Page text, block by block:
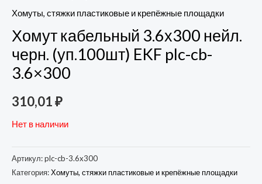
Хомуты, стяжки пластиковые и крепёжные площадки
Хомут кабельный 3.6х300 нейл.
черн. (уп.100шт) EKF plc-cb-
3.6×300
310,01₽
Нет в наличии
Артикул:plc-cb-3.6x300
Категория:Хомуты, стяжки пластиковые и крепёжные площадки